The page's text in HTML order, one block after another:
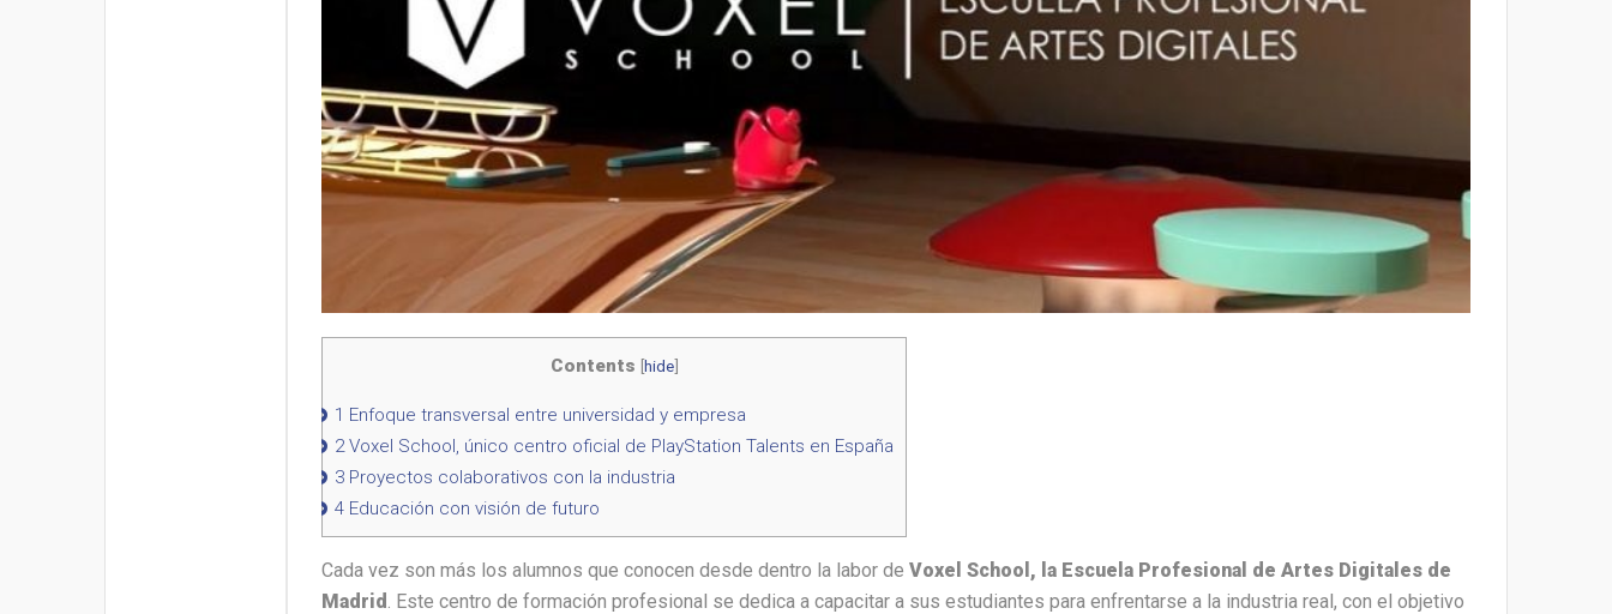
Contents [hide]
1 Enfoque transversal entre universidad y empresa
2Voxel School, único centro oficial de PlayStation Talents en España
3 Proyectos colaborativos con la industria
4 Educación con visión de futuro
Cada vez son más los alumnos que conocen desde dentro la labor de Voxel School, la Escuela Profesional de Artes Digitales de
Madrid . Este centro de formación profesional se dedica a capacitar a sus estudiantes para enfrentarse a la industria real, con el objetivo